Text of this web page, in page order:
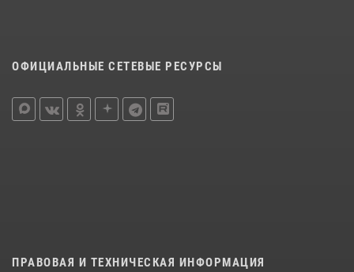
ОФИЦИАЛЬНЫЕ СЕТЕВЫЕ РЕСУРСЫ
ПРАВОВАЯ И ТЕХНИЧЕСКАЯ ИНФОРМАЦИЯ